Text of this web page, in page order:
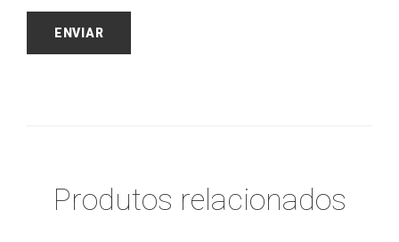
Produtos relacionados